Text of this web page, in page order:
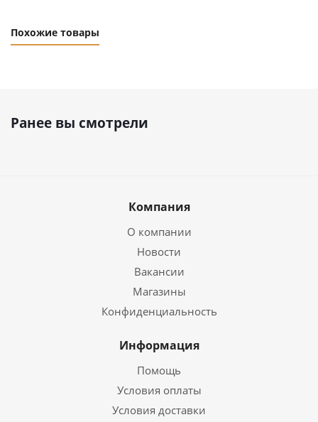
Похожие товары
Ранее вы смотрели
Компания
О компании
Новости
Вакансии
Магазины
Конфиденциальность
Информация
Помощь
Условия оплаты
Условия доставки